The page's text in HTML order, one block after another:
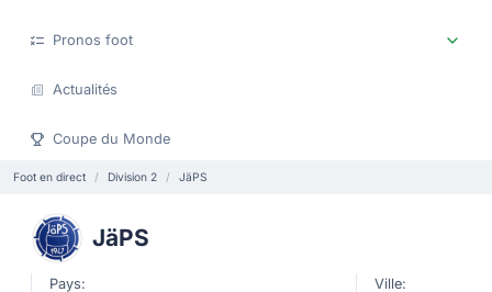
Pronos foot
Actualités
Coupe du Monde
Foot en direct Division 2 JäPS
JäPS
Pays:
Ville: